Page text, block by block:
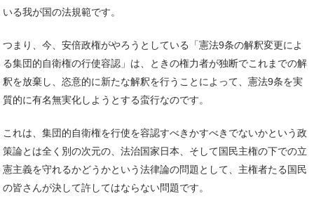
いる我が国の法規範です。
つまり、今、安倍政権がやろうとしている「憲法9条の解釈変更によ
る集団的自衛権の行使容認」は、ときの権力者が独断でこれまでの解
釈を放棄し、恣意的に新たな解釈を行うことによって、憲法9条を実
質的に有名無実化しようとする蛮行なのです。
これは、集団的自衛権を行使を容認すべきかすべきでないかという政
策論とは全く別の次元の、法治国家日本、そして国民主権の下での立
憲主義を守れるかどうかという法律論の問題として、主権者たる国民
の皆さんが決して許してはならない問題です。